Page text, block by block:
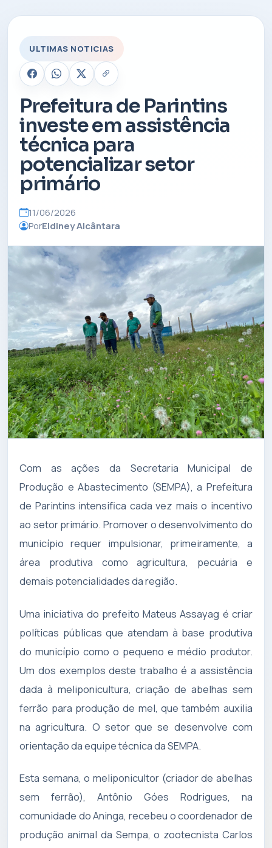
ULTIMAS NOTICIAS
Prefeitura de Parintins
investe em assistência
técnica para
potencializar setor
primário
11/06/2026
PorEldiney Alcântara
Com as ações da Secretaria Municipal de
Produção e Abastecimento (SEMPA), a Prefeitura
de Parintins intensifica cada vez mais o incentivo
ao setor primário. Promover o desenvolvimento do
município requer impulsionar, primeiramente, a
área produtiva como agricultura, pecuária e
demais potencialidades da região.
Uma iniciativa do prefeito Mateus Assayag é criar
políticas públicas que atendam à base produtiva
do município como o pequeno e médio produtor.
Um dos exemplos deste trabalho é a assistência
dada à meliponicultura, criação de abelhas sem
ferrão para produção de mel, que também auxilia
na agricultura. O setor que se desenvolve com
orientação da equipe técnica da SEMPA.
Esta semana, o meliponicultor (criador de abelhas
sem ferrão), Antônio Góes Rodrigues, na
comunidade do Aninga, recebeu o coordenador de
produção animal da Sempa, o zootecnista Carlos